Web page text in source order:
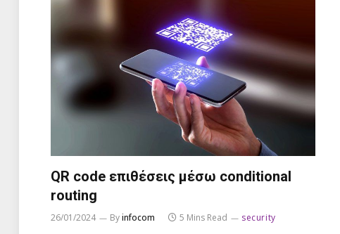
QR code επιθέσεις μέσω conditional
routing
26/01/2024 Byinfocom 5 Mins Read security